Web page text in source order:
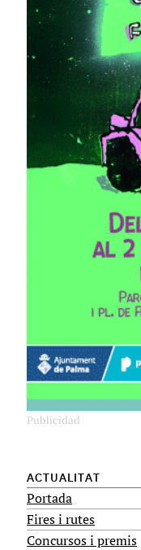
ACTUALITAT
Portada
Fires i rutes
Concursos i premis